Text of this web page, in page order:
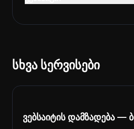
სხვა სერვისები
ვებსაიტის დამზადება —